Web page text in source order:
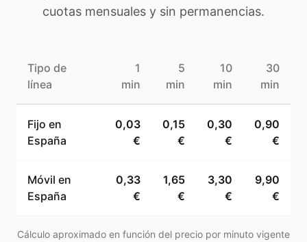
cuotas mensuales y sin permanencias.
Tipo de
línea
1
min
5
min
10
min
30
min
Fijo en
España
0,03
€
0,15
€
0,30
€
0,90
€
Móvil en
España
0,33
€
1,65
€
3,30
€
9,90
€
Cálculo aproximado en función del precio por minuto vigente